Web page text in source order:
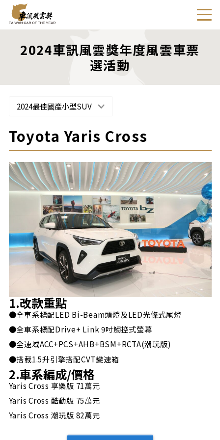
2024車訊風雲獎年度風雲車票
選活動
2024最佳國產小型SUV
Toyota Yaris Cross
1.改款重點
●全車系標配LED Bi-Beam頭燈及LED光條式尾燈
●全車系標配Drive+ Link 9吋觸控式螢幕
●全速域ACC+PCS+AHB+BSM+RCTA(潮玩版)
●搭載1.5升引擎搭配CVT變速箱
2.車系編成/價格
Yaris Cross 享樂版 71萬元
Yaris Cross 酷動版 75萬元
Yaris Cross 潮玩版 82萬元